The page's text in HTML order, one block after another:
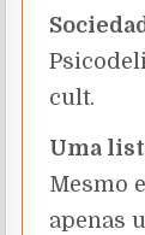
cult.
Uma
Mesmo
apenas